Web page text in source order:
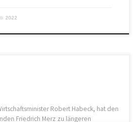
2022
Robert Habeck, hat den
Friedrich Merz zu längeren